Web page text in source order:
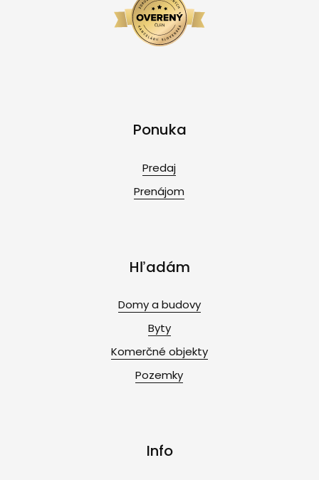
Ponuka
Predaj
Prenájom
Hľadám
Domy a budovy
Byty
Komerčné objekty
Pozemky
Info